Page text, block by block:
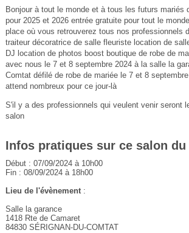
Bonjour à tout le monde et à tous les futurs mariés
pour 2025 et 2026 entrée gratuite pour tout le
place où vous retrouverez tous nos professionnels
traiteur décoratrice de salle fleuriste location de
DJ location de photos boost boutique de robe de
avec nous le 7 et 8 septembre 2024 à la salle la
Comtat défilé de robe de mariée le 7 et 8
attend nombreux pour ce jour-là
S'il y a des professionnels qui veulent venir seront
salon
Infos pratiques sur ce salon du
Début : 07/09/2024 à 10h00
Fin : 08/09/2024 à 18h00
Lieu de l'évènement:
Salle la garance
1418 Rte de Camaret
84830 SÉRIGNAN-DU-COMTAT